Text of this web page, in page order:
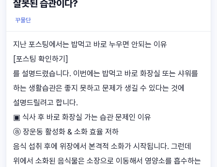
잘못된 습관이다?
꾸물단
지난 포스팅에서는 밥먹고 바로 누우면 안되는 이유
[포스팅 확인하기]
를 설명드렸습니다. 이번에는 밥먹고 바로 화장실 또는 샤워를
하는 생활습관은 좋지 못하고 문제가 생길 수 있다는 것에
설명드릴려고 합니다.
▣ 식사 후 바로 화장실 가는 습관 문제인 이유
ⓐ 장운동 활성화 & 소화 효율 저하
음식 섭취 후에 위장에서 본격적 소화가 시작됩니다. 그런데
위에서 소화된 음식물은 소장으로 이동해서 영양소를 흡수하는